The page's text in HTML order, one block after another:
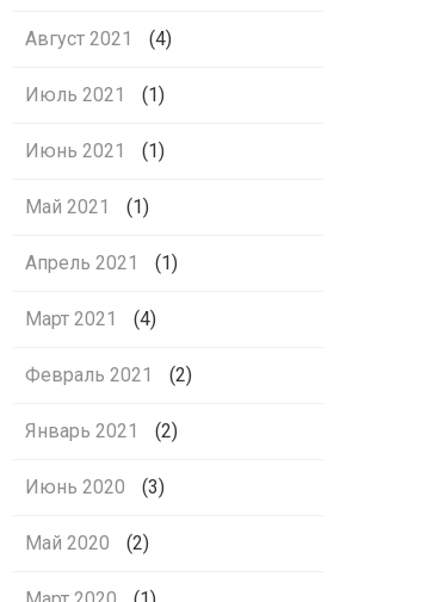
Август 2021 (4)
Июль 2021 (1)
Июнь 2021 (1)
Май 2021 (1)
Апрель 2021 (1)
Март 2021 (4)
Февраль 2021 (2)
Январь 2021 (2)
Июнь 2020 (3)
Май 2020 (2)